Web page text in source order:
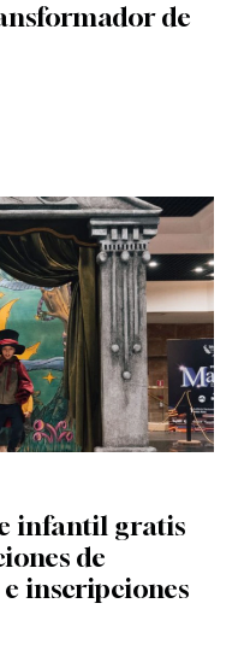
de
infantil gratis
de
inscripciones